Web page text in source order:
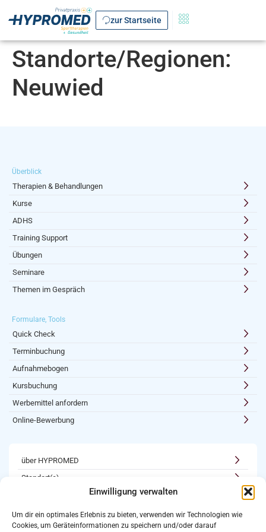
Einwilligung verwalten
Um dir ein optimales Erlebnis zu bieten, verwenden wir Technologien wie
Cookies, um Geräteinformationen zu speichern und/oder darauf
zur Startseite
Standorte/Regionen:
Neuwied
Überblick
Therapien & Behandlungen
Kurse
ADHS
Training Support
Übungen
Seminare
Themen im Gespräch
Formulare, Tools
Quick Check
Terminbuchung
Aufnahmebogen
Kursbuchung
Werbemittel anfordern
Online-Bewerbung
über HYPROMED
Standort(e)
Karriere
Newsletter